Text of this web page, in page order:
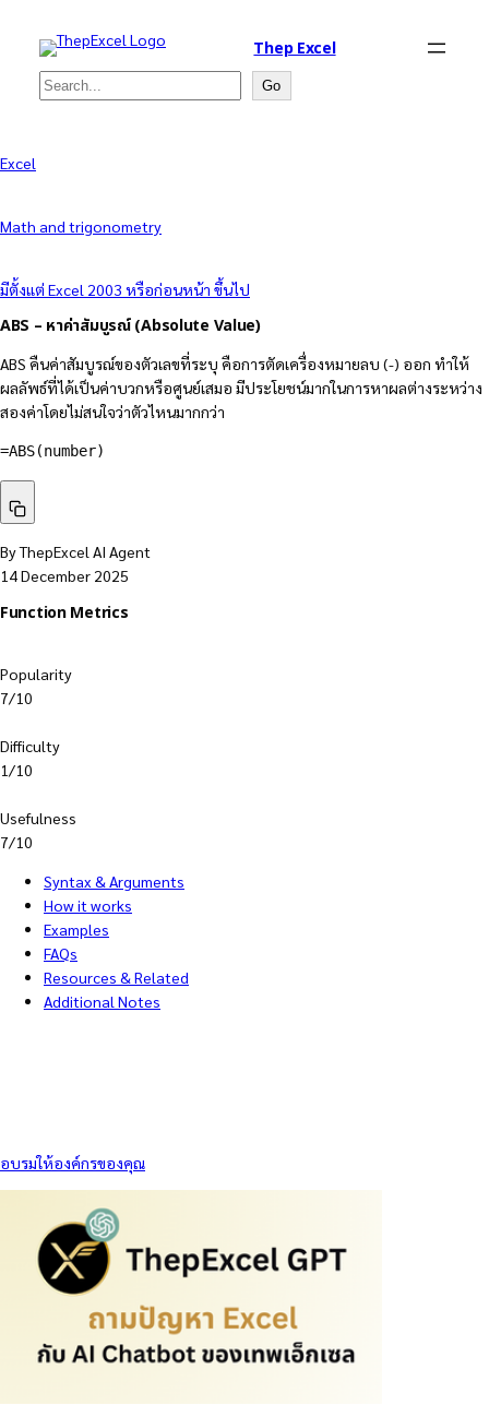
Thep Excel
Search Go
Excel
Math and trigonometry
มีตั้งแต่ Excel 2003 หรือก่อนหน้า ขึ้นไป
ABS – หาค่าสัมบูรณ์ (Absolute Value)
ABS คืนค่าสัมบูรณ์ของตัวเลขที่ระบุ คือการตัดเครื่องหมายลบ (-) ออก ทำให้
ผลลัพธ์ที่ได้เป็นค่าบวกหรือศูนย์เสมอ มีประโยชน์มากในการหาผลต่างระหว่าง
สองค่าโดยไม่สนใจว่าตัวไหนมากกว่า
=ABS(number)
By ThepExcel AI Agent
14 December 2025
Function Metrics
Popularity
7/10
Difficulty
1/10
Usefulness
7/10
Syntax & Arguments
How it works
Examples
FAQs
Resources & Related
Additional Notes
อบรมให้องค์กรของคุณ